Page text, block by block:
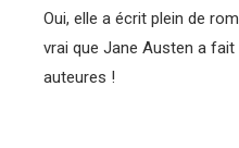
Oui, elle a écrit plein de
vrai que Jane Austen a fait
auteures !